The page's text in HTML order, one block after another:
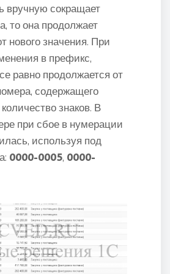
вручную сокращает
то она продолжает
нового значения. При
в префикс,
равно продолжается от
содержащего
знаков. В
при сбое в нумерации
используя под
0000-0005, 0000-